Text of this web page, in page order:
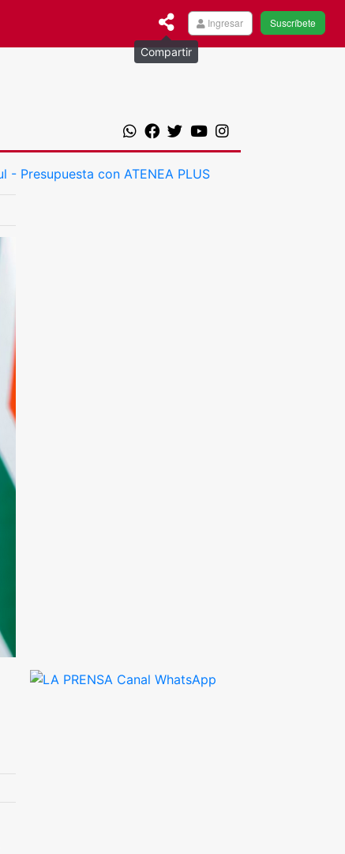
Suscríbete
Ingresar
Compartir